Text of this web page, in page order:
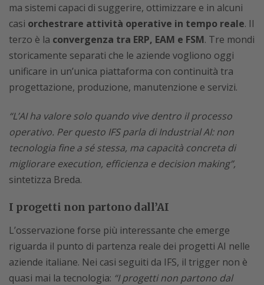
ma sistemi capaci di suggerire, ottimizzare e in alcuni
casi orchestrare attività operative in tempo reale. Il
terzo è la convergenza tra ERP, EAM e FSM. Tre mondi
storicamente separati che le aziende vogliono oggi
unificare in un’unica piattaforma con continuità tra
progettazione, produzione, manutenzione e servizi.
“L’AI ha valore solo quando vive dentro il processo
operativo. Per questo IFS parla di Industrial AI: non
tecnologia fine a sé stessa, ma capacità concreta di
migliorare execution, efficienza e decision making”,
sintetizza Breda.
I progetti non partono dall’AI
L’osservazione forse più interessante che emerge
riguarda il punto di partenza reale dei progetti AI nelle
aziende italiane. Nei casi seguiti da IFS, il trigger non è
quasi mai la tecnologia: “I progetti non partono dal